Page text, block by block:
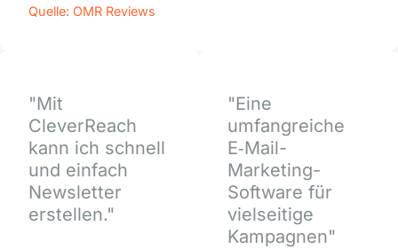
Quelle: OMR Reviews
"Mit
CleverReach
kann ich schnell
und einfach
Newsletter
erstellen."
"Eine
umfangreiche
E‑Mail-
Marketing-
Software für
vielseitige
Kampagnen"